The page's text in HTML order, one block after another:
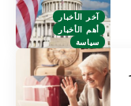
آخر الأخبار
أهم الأخبار
سياسة